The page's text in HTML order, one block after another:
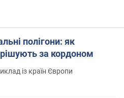
полігони: як
за кордоном
із країн Європи